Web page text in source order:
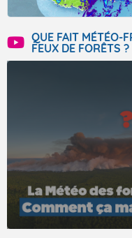
QUE FAIT MÉTÉO-
FEUX DE FORÊTS ?